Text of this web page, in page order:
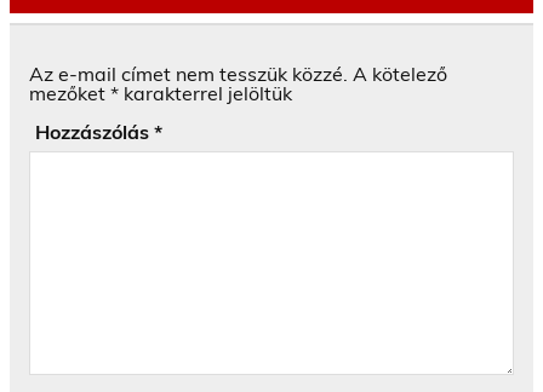
Az e-mail címet nem tesszük közzé. A kötelező
mezőket * karakterrel jelöltük
Hozzászólás *